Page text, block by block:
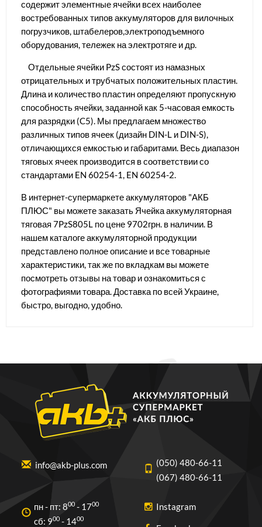
содержит элементные ячейки всех наиболее
востребованных типов аккумуляторов для вилочных
погрузчиков, штабелеров,электроподъемного
оборудования, тележек на электротяге и др.
Отдельные ячейки PzS состоят из намазных
отрицательных и трубчатых положительных пластин.
Длина и количество пластин определяют пропускную
способность ячейки, заданной как 5-часовая емкость
для разрядки (C5). Мы предлагаем множество
различных типов ячеек (дизайн DIN-L и DIN-S),
отличающихся емкостью и габаритами. Весь диапазон
тяговых ячеек производится в соответствии со
стандартами EN 60254-1, EN 60254-2.
В интернет-супермаркете аккумуляторов "АКБ
ПЛЮС" вы можете заказать Ячейка аккумуляторная
тяговая 7PzS805L по цене 9702грн. в наличии. В
нашем каталоге аккумуляторной продукции
представлено полное описание и все товарные
характеристики, так же по вкладкам вы можете
посмотреть отзывы на товар и ознакомиться с
фотографиями товара. Доставка по всей Украине,
быстро, выгодно, удобно.
info@akb-plus.com
(050) 480-66-11
(067) 480-66-11
пн - пт: 800 - 1700
cб: 900 - 1400
Instagram